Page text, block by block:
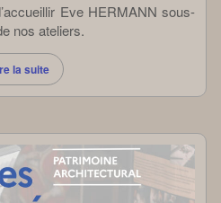
Eve HERMANN sous-
nos ateliers.
la suite